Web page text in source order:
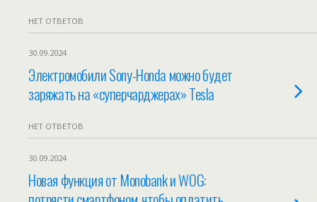
НЕТ ОТВЕТОВ
30.09.2024
Электромобили Sony-Honda можно будет
заряжать на «суперчарджерах» Tesla
НЕТ ОТВЕТОВ
30.09.2024
Новая функция от Monobank и WOG: